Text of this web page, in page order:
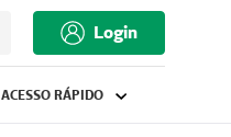
Login
ACESSO RÁPIDO